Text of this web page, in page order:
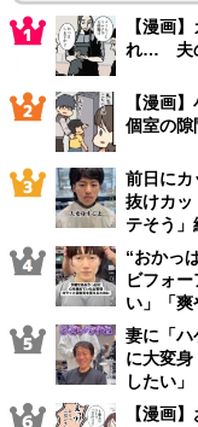
【漫画
れ… 夫の
【漫画
個室の隙
前日に
抜けカ
テそう
“おかっ
ビフォ
い」「
妻に「
に大変
したい」
【漫画